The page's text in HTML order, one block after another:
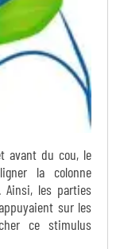
avant du cou, le
la colonne
Ainsi, les parties
sur les
ce stimulus